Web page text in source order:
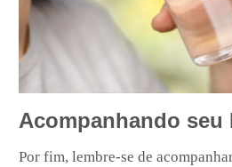
Acompanhando seu
Por fim, lembre-se de